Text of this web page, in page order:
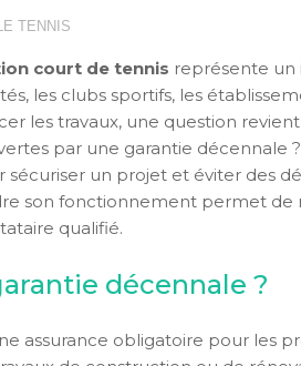
TENNIS
court de tennis représente un
les clubs sportifs, les
les travaux, une question
par une garantie décennale
sécuriser un projet et éviter des
son fonctionnement permet de
qualifié.
décennale ?
assurance obligatoire pour les